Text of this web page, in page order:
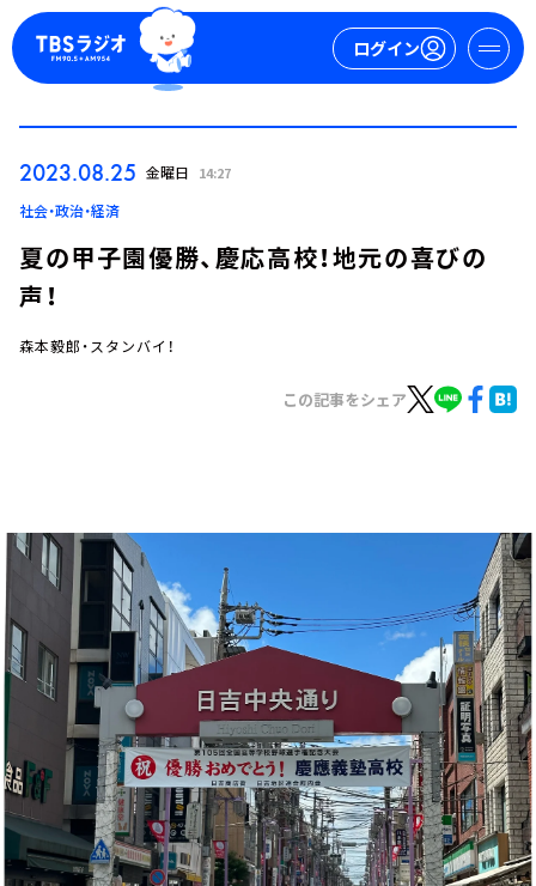
ログイン
お知らせ
イベント・グッズ
YouTube
会社情報
2023.08.25 金曜日 14:27
社会・政治・経済
夏の甲子園優勝、慶応高校！地元の喜びの
声！
森本毅郎・スタンバイ！
この記事をシェア